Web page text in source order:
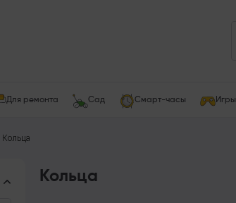
Для ремонта Сад Смарт-часы Игры
Кольца
Кольца